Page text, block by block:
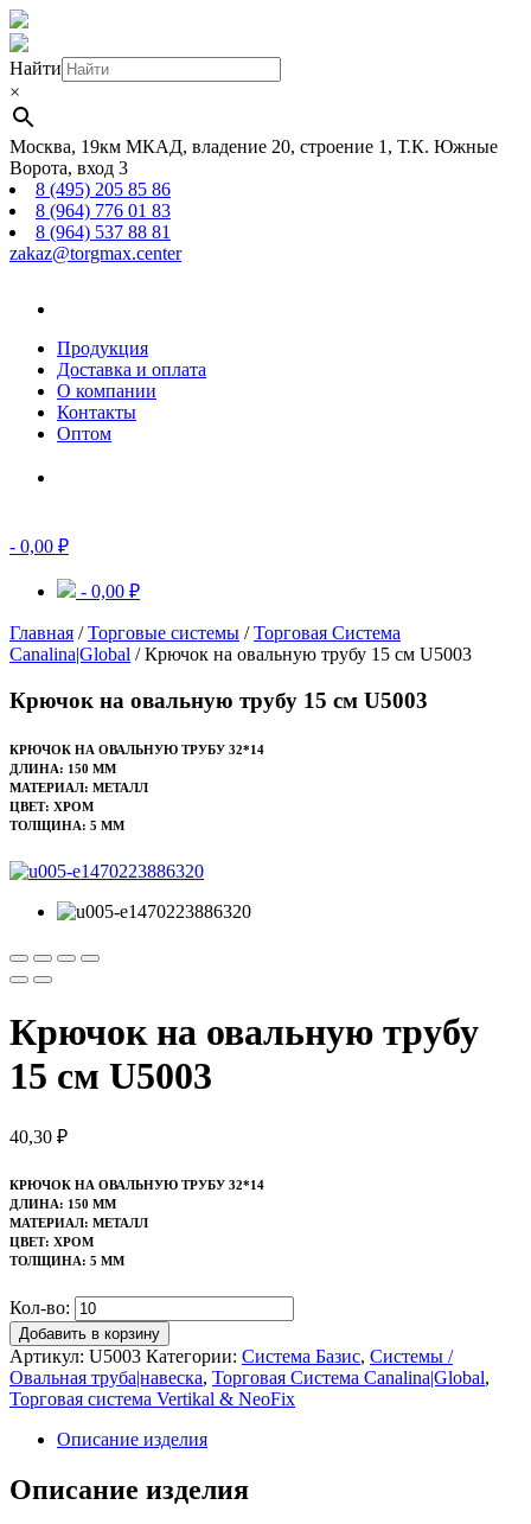
Найти
×
Москва, 19км МКАД, владение 20, строение 1, Т.К. Южные
Ворота, вход 3
8 (495) 205 85 86
8 (964) 776 01 83
8 (964) 537 88 81
zakaz@torgmax.center
Продукция
Доставка и оплата
О компании
Контакты
Оптом
- 0,00 ₽
- 0,00 ₽
Главная /Торговые системы /Торговая Система
Canalina|Global / Крючок на овальную трубу 15 см U5003
Крючок на овальную трубу 15 см U5003
КРЮЧОК НА ОВАЛЬНУЮ ТРУБУ 32*14
ДЛИНА: 150 ММ
МАТЕРИАЛ: МЕТАЛЛ
ЦВЕТ: ХРОМ
ТОЛЩИНА: 5 ММ
Крючок на овальную трубу
15 см U5003
40,30 ₽
КРЮЧОК НА ОВАЛЬНУЮ ТРУБУ 32*14
ДЛИНА: 150 ММ
МАТЕРИАЛ: МЕТАЛЛ
ЦВЕТ: ХРОМ
ТОЛЩИНА: 5 ММ
Кол-во:
Добавить в корзину
Артикул: U5003 Категории: Система Базис, Системы /
Овальная труба|навеска, Торговая Система Canalina|Global,
Торговая система Vertikal & NeoFix
Описание изделия
Описание изделия